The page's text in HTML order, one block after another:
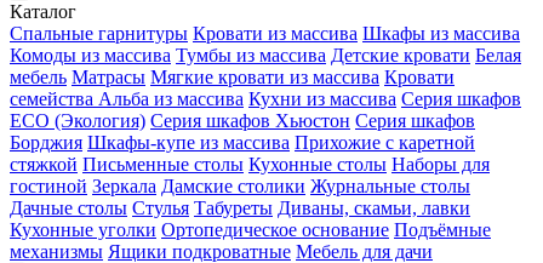
Каталог
Спальные гарнитуры Кровати из массива Шкафы из массива
Комоды из массива Тумбы из массива Детские кровати Белая
мебель Матрасы Мягкие кровати из массива Кровати
семейства Альба из массива Кухни из массива Серия шкафов
ECO (Экология) Серия шкафов Хьюстон Серия шкафов
Борджия Шкафы-купе из массива Прихожие с каретной
стяжкой Письменные столы Кухонные столы Наборы для
гостиной Зеркала Дамские столики Журнальные столы
Дачные столы Стулья Табуреты Диваны, скамьи, лавки
Кухонные уголки Ортопедическое основание Подъёмные
механизмы Ящики подкроватные Мебель для дачи